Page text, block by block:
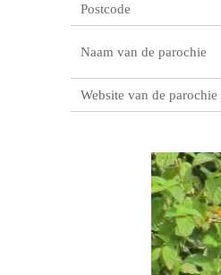
Postcode
Naam van de parochie
Website van de parochie